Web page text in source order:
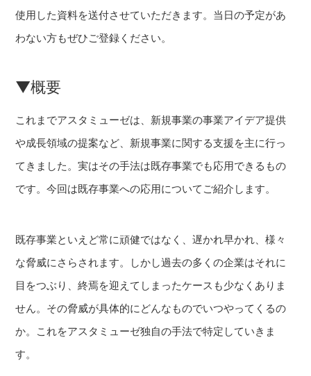
使用した資料を送付させていただきます。当日の予定があ
わない方もぜひご登録ください。
▼概要
これまでアスタミューゼは、新規事業の事業アイデア提供
や成長領域の提案など、新規事業に関する支援を主に行っ
てきました。実はその手法は既存事業でも応用できるもの
です。今回は既存事業への応用についてご紹介します。
既存事業といえど常に頑健ではなく、遅かれ早かれ、様々
な脅威にさらされます。しかし過去の多くの企業はそれに
目をつぶり、終焉を迎えてしまったケースも少なくありま
せん。その脅威が具体的にどんなものでいつやってくるの
か。これをアスタミューゼ独自の手法で特定していきま
す。